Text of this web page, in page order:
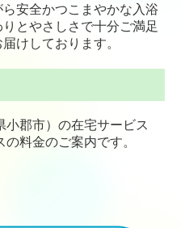
安全かつこまやかな入浴
とやさしさで十分ご満足
けしております。
小郡市）の在宅サービス
料金のご案内です。